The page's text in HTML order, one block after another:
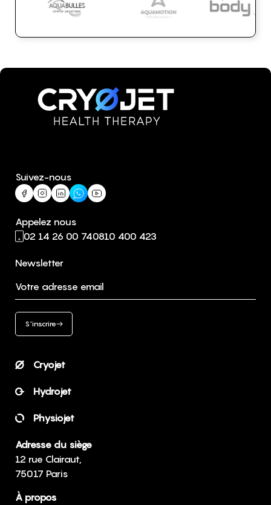
Cryojet
Hydrojet
Physiojet
Adresse du siège
12 rue Clairaut,
75017 Paris
À propos
Suivez-nous
Appelez nous
02 14 26 00 740810 400 423
Newsletter
Votre adresse email
S'inscrire